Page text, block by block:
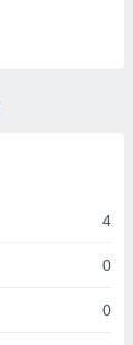
4
0
0